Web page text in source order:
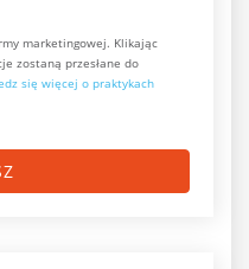
marketingowej. Klikając
zostaną przesłane do
się więcej o praktykach